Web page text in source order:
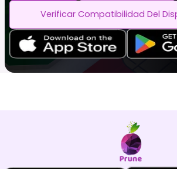
Verificar Compatibilidad Del